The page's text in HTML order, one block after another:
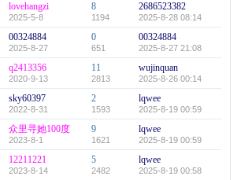
lovehangzi
2025-5-8
8
1194
2686523382
2025-8-28 08:14
00324884
2025-8-27
0
651
00324884
2025-8-27 21:08
q2413356
2020-9-13
11
2813
wujinquan
2025-8-26 00:14
sky60397
2022-8-31
2
1593
lqwee
2025-8-19 00:59
众里寻她100度
2023-8-1
9
1621
lqwee
2025-8-19 00:59
12211221
2023-8-14
5
2482
lqwee
2025-8-19 00:58